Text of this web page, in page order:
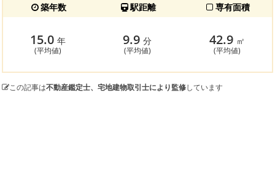
築年数 駅距離 専有面積
15.0 年
(平均値)
9.9分
(平均値)
42.9 ㎡
(平均値)
この記事は不動産鑑定士、宅地建物取引士により監修しています